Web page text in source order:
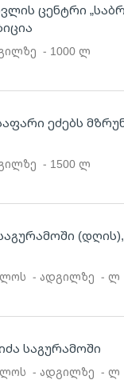
ცენტრი
- 1000 ლ
ეძებს
- 1500 ლ
- ადგილზე - ლ
საგურამოში
- ადგილზე - ლ